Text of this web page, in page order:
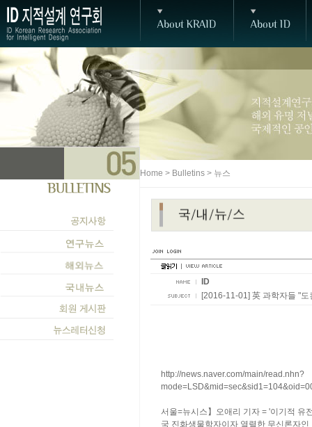
Home > Bulletins > 뉴스
ID
[2016-11-01] 英 과학자들 "
http://news.naver.com/main/read.nhn?
서울=뉴시스】오애리 기자 = '이기적 유
국 진화생물학자이자 열렬한 무신론자